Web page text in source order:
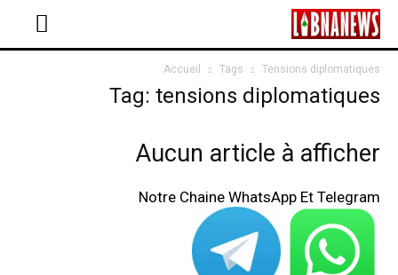
Accueil Tags Tensions diplomatiques
Tag: tensions diplomatiques
Aucun article à afficher
Notre Chaine WhatsApp Et Telegram